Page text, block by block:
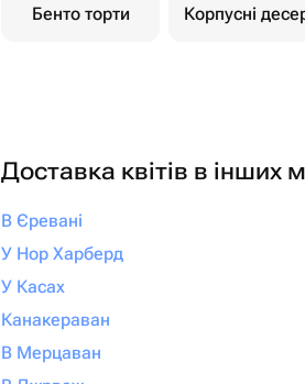
Бенто торти Корпусні
Доставка квітів в інших
В Єревані
У Нор Харберд
У Касах
Канакераван
В Мерцаван